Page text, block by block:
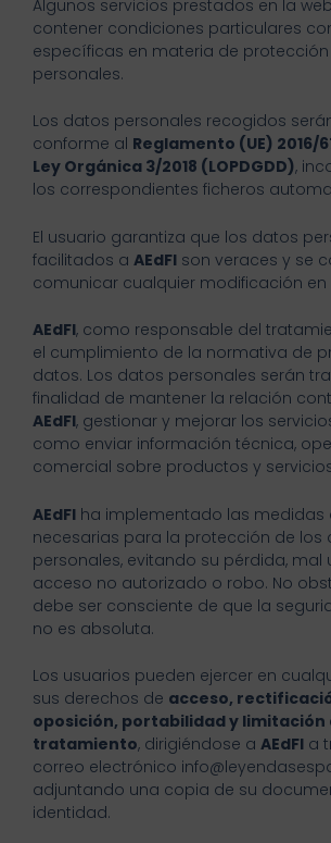
Algunos servicios prestados en la
contener condiciones particulares
específicas en materia de
personales.
Los datos personales recogidos
conforme al Reglamento (UE) 2016/
Ley Orgánica 3/2018 (LOPDGDD),
los correspondientes ficheros
El usuario garantiza que los datos
facilitados a AEdFI son veraces y se
comunicar cualquier modificación en
AEdFI, como responsable del
el cumplimiento de la normativa de
datos. Los datos personales serán
finalidad de mantener la relación
AEdFI, gestionar y mejorar los
como enviar información técnica,
comercial sobre productos y
AEdFI ha implementado las medidas
necesarias para la protección de los
personales, evitando su pérdida, mal
acceso no autorizado o robo. No
debe ser consciente de que la
no es absoluta.
Los usuarios pueden ejercer en
sus derechos de acceso,
oposición, portabilidad y limitación
tratamiento, dirigiéndose a AEdFI a
correo electrónico
adjuntando una copia de su
identidad.